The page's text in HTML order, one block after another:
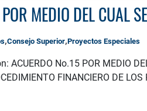
,Consejo Superior,Proyectos Especiales
ACUERDO No.15 POR MEDIO
FINANCIERO DE LOS